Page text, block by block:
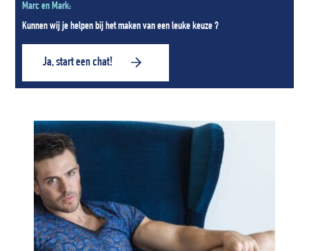
Marc en Mark:
Kunnen wij je helpen bij het maken van een leuke keuze ?
Ja, start een chat!